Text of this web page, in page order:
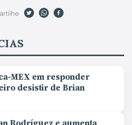
MEX em responder
desistir de Brian